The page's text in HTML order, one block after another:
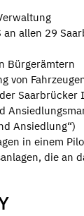
allen 29
Bürgerämtern
von
Ansiedlung“)
in einem
die an